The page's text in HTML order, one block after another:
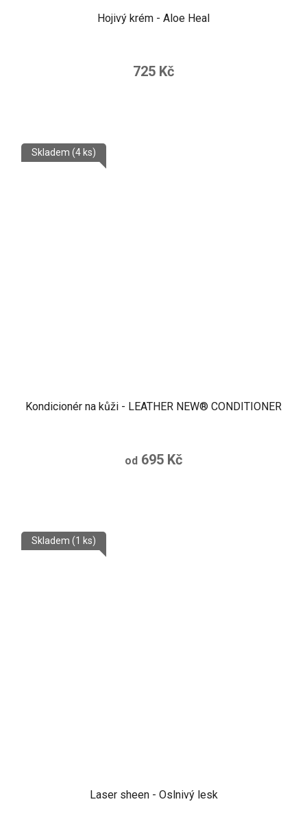
Hojivý krém - Aloe Heal
725 Kč
Kondicionér na kůži - LEATHER NEW® CONDITIONER
Skladem (4 ks)
od 695 Kč
Laser sheen - Oslnivý lesk
Skladem (1 ks)